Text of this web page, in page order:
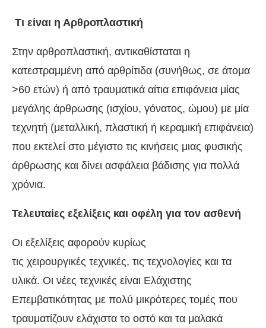
Τι είναι η Αρθροπλαστική
Στην αρθροπλαστική, αντικαθίσταται η
κατεστραμμένη από αρθρίτιδα (συνήθως, σε άτομα
>60 ετών) ή από τραυματικά αίτια επιφάνεια μίας
μεγάλης άρθρωσης (ισχίου, γόνατος, ώμου) με μία
τεχνητή (μεταλλική, πλαστική ή κεραμική επιφάνεια)
που εκτελεί στο μέγιστο τις κινήσεις μιας φυσικής
άρθρωσης και δίνει ασφάλεια βάδισης για πολλά
χρόνια.
Τελευταίες εξελίξεις και οφέλη για τον ασθενή
Οι εξελίξεις αφορούν κυρίως
τις χειρουργικές τεχνικές, τις τεχνολογίες και τα
υλικά. Οι νέες τεχνικές είναι Ελάχιστης
Επεμβατικότητας με πολύ μικρότερες τομές που
τραυματίζουν ελάχιστα το οστό και τα μαλακά